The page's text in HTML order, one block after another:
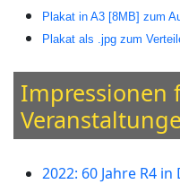
Plakat in A3 [8MB] zum
Plakat als .jpg zum
Impressionen
2022: 60 Jahre R4